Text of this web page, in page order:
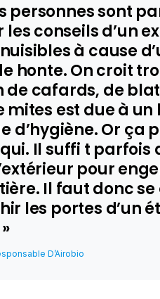
personnes sont
conseils d’un
à cause
honte. On croit
de cafards, de
mites est due à
d’hygiène. Or ça
Il suffi t parfois
pour
Il faut donc
les portes d’un
D’Airobio